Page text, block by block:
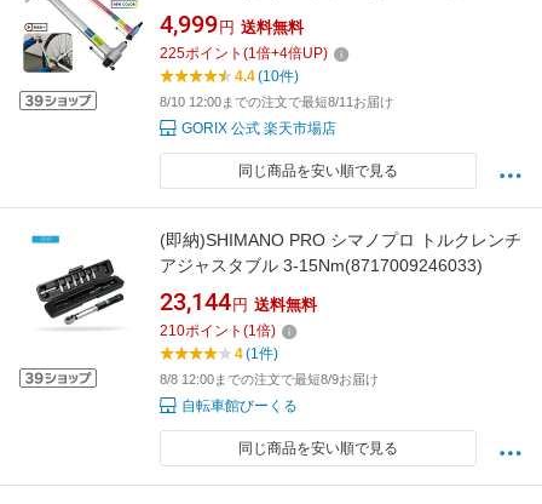
けゲージ 歪み測定・調整ツール・自転車専用
工具 (GX-1946) ロードバイク 自転車
4,999 円 送料無料
225ポイント (1倍+4倍UP)
4.4(10件)
8/10 12:00までの注文で最短8/11お届け
GORIX 公式 楽天市場店
同じ商品を安い順で見る
(即納)SHIMANO PRO シマノプロ トルクレンチ
アジャスタブル 3-15Nm(8717009246033)
23,144 円 送料無料
210ポイント (1倍)
4(1件)
8/8 12:00までの注文で最短8/9お届け
自転車館びーくる
同じ商品を安い順で見る